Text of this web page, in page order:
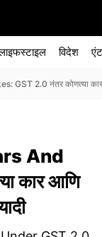
विदेश
2.0 नंतर कोणत्या कार
And
कार आणि